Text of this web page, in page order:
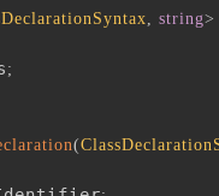
, string>
;
(